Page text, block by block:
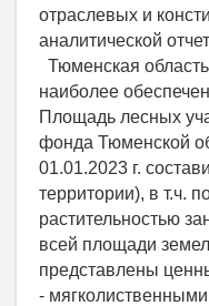
отраслевых и
аналитической
Тюменская
наиболее
Площадь лесных
фонда Тюменской
01.01.2023 г.
территории), в т.ч.
растительностью
всей площади
представлены
-